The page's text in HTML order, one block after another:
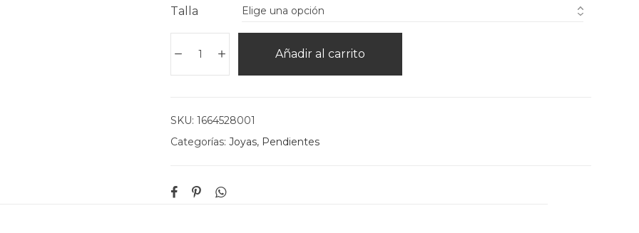
Talla
Añadir al carrito
SKU: 1664528001
Categorías: Joyas, Pendientes